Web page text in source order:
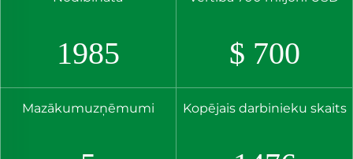
1985 $ 700
Mazākumuzņēmumi Kopējais darbinieku skaits